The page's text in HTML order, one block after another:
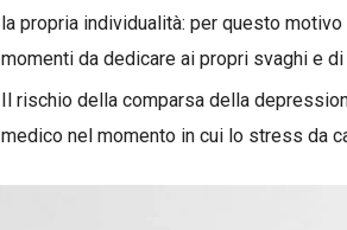
la propria individualità: per questo
momenti da dedicare ai propri svaghi e di
Il rischio della comparsa della
medico nel momento in cui lo stress da